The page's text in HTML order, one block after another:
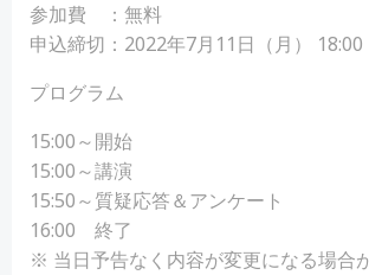
参加費 ：無料
申込締切：2022年7月11日（月） 18:00
プログラム
15:00～開始
15:00～講演
15:50～質疑応答＆アンケート
16:00 終了
※ 当日予告なく内容が変更になる場合